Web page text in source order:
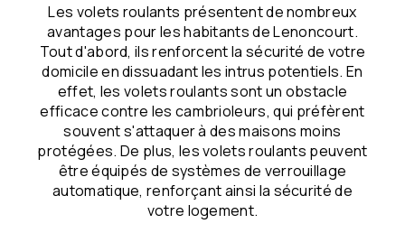
Les volets roulants présentent de nombreux
avantages pour les habitants de Lenoncourt.
Tout d'abord, ils renforcent la sécurité de votre
domicile en dissuadant les intrus potentiels. En
effet, les volets roulants sont un obstacle
efficace contre les cambrioleurs, qui préfèrent
souvent s'attaquer à des maisons moins
protégées. De plus, les volets roulants peuvent
être équipés de systèmes de verrouillage
automatique, renforçant ainsi la sécurité de
votre logement.